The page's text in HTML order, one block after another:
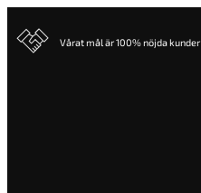
Vårat mål är 100% nöjda kunder